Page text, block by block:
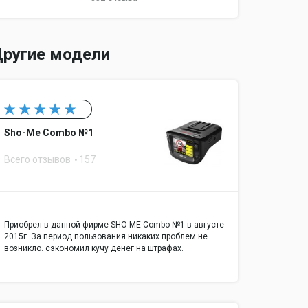
модели
Sho-Me Combo №1
Всего отзывов 157
Приобрел в данной фирме SHO-ME Combo №1 в августе
2015г. За период пользования никаких проблем не
возникло. сэкономил кучу денег на штрафах.